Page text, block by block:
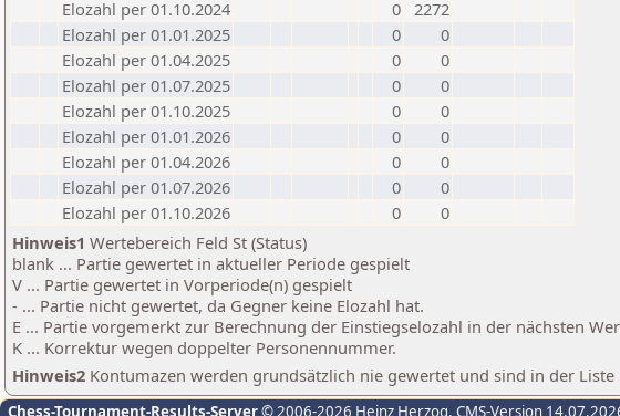
Elozahl per 01.10.2024
0 2272
Elozahl per 01.01.2025
0
0
Elozahl per 01.04.2025
0
0
Elozahl per 01.07.2025
0
0
Elozahl per 01.10.2025
0
0
Elozahl per 01.01.2026
0
0
Elozahl per 01.04.2026
0
0
Elozahl per 01.07.2026
0
0
Elozahl per 01.10.2026
0
0
Hinweis1 Wertebereich Feld St (Status)
blank ... Partie gewertet in aktueller Periode gespielt
V ... Partie gewertet in Vorperiode(n) gespielt
- ... Partie nicht gewertet, da Gegner keine Elozahl hat.
E ... Partie vorgemerkt zur Berechnung der Einstiegselozahl in der nächsten
K ... Korrektur wegen doppelter Personennummer.
Hinweis2 Kontumazen werden grundsätzlich nie gewertet und sind in der
Chess-Tournament-Results-Server© 2006-2026 Heinz Herzog, CMS-Version